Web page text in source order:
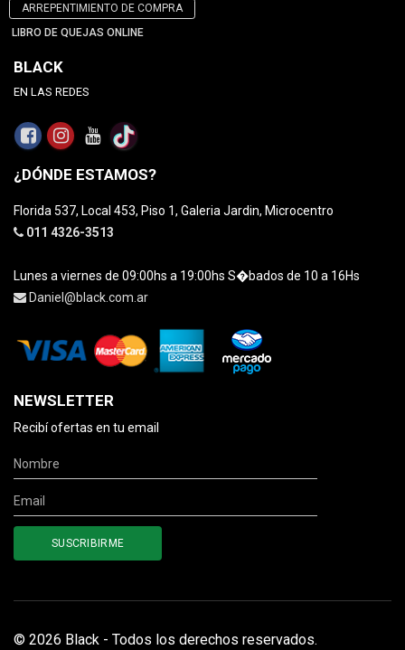
ARREPENTIMIENTO DE COMPRA
LIBRO DE QUEJAS ONLINE
BLACK
EN LAS REDES
¿DÓNDE ESTAMOS?
Florida 537, Local 453, Piso 1, Galeria Jardin, Microcentro
011 4326-3513
Lunes a viernes de 09:00hs a 19:00hs S�bados de 10 a 16Hs
Daniel@black.com.ar
NEWSLETTER
Recibí ofertas en tu email
© 2026 Black - Todos los derechos reservados.